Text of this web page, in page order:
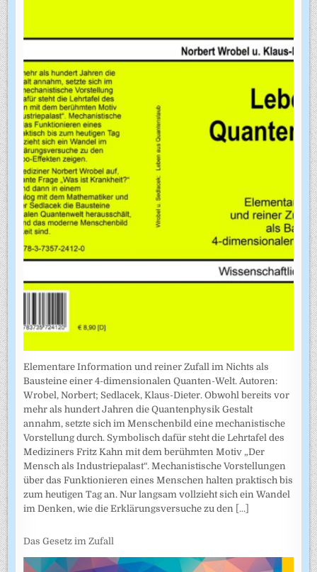
Elementare Information und reiner Zufall im Nichts als
Bausteine einer 4-dimensionalen Quanten-Welt. Autoren:
Wrobel, Norbert; Sedlacek, Klaus-Dieter. Obwohl bereits vor
mehr als hundert Jahren die Quantenphysik Gestalt
annahm, setzte sich im Menschenbild eine mechanistische
Vorstellung durch. Symbolisch dafür steht die Lehrtafel des
Mediziners Fritz Kahn mit dem berühmten Motiv „Der
Mensch als Industriepalast“. Mechanistische Vorstellungen
über das Funktionieren eines Menschen halten praktisch bis
zum heutigen Tag an. Nur langsam vollzieht sich ein Wandel
im Denken, wie die Erklärungsversuche zu den [...]
Das Gesetz im Zufall